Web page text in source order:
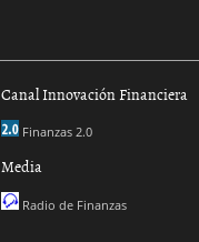
Canal Innovación Financiera
Finanzas 2.0
Media
Radio de Finanzas